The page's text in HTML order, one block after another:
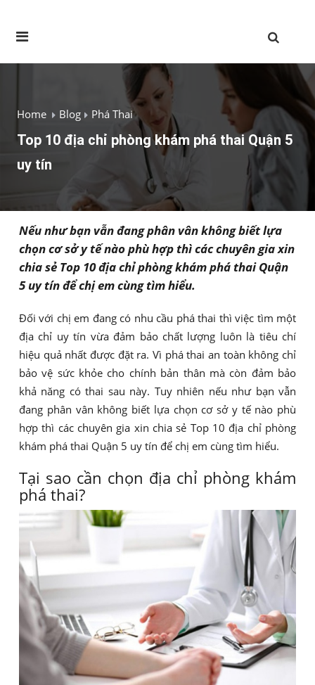
Home Blog Phá Thai
Top 10 địa chỉ phòng khám phá thai Quận 5
uy tín
Nếu như bạn vẫn đang phân vân không biết lựa
chọn cơ sở y tế nào phù hợp thì các chuyên gia xin
chia sẻ Top 10 địa chỉ phòng khám phá thai Quận
5 uy tín để chị em cùng tìm hiểu.
Đối với chị em đang có nhu cầu phá thai thì việc tìm một
địa chỉ uy tín vừa đảm bảo chất lượng luôn là tiêu chí
hiệu quả nhất được đặt ra. Vì phá thai an toàn không chỉ
bảo vệ sức khỏe cho chính bản thân mà còn đảm bảo
khả năng có thai sau này. Tuy nhiên nếu như bạn vẫn
đang phân vân không biết lựa chọn cơ sở y tế nào phù
hợp thì các chuyên gia xin chia sẻ Top 10 địa chỉ phòng
khám phá thai Quận 5 uy tín để chị em cùng tìm hiểu.
Tại sao cần chọn địa chỉ phòng khám
phá thai?